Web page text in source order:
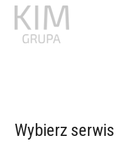
Przejdź
treści
Wybierz serwis